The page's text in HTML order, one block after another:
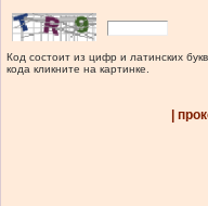
Код состоит из цифр и латинских
кода кликните на картинке.
|